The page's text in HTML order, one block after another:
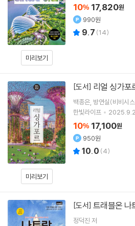
미리보기
10% 17,820원
990원
9.7 (14)
미리보기
[도서] 리얼 싱가포
백종은, 방연실(비비시
한빛라이프
10% 17,100원
950원
10.0 (4)
[도서] 트래블온 나
정덕진 저